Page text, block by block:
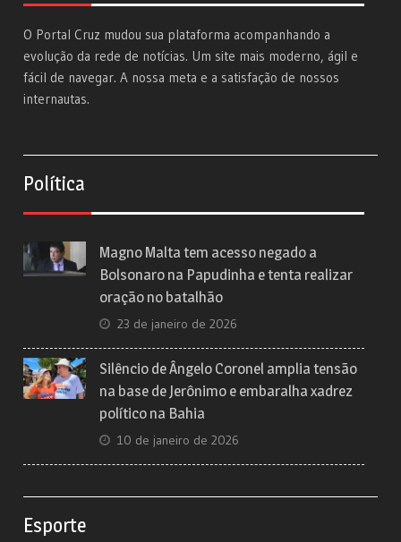
O Portal Cruz mudou sua plataforma acompanhando a
evolução da rede de notícias. Um site mais moderno, ágil e
fácil de navegar. A nossa meta e a satisfação de nossos
internautas.
Política
Magno Malta tem acesso negado a
Bolsonaro na Papudinha e tenta realizar
oração no batalhão
23 de janeiro de 2026
Silêncio de Ângelo Coronel amplia tensão
na base de Jerônimo e embaralha xadrez
político na Bahia
10 de janeiro de 2026
Esporte